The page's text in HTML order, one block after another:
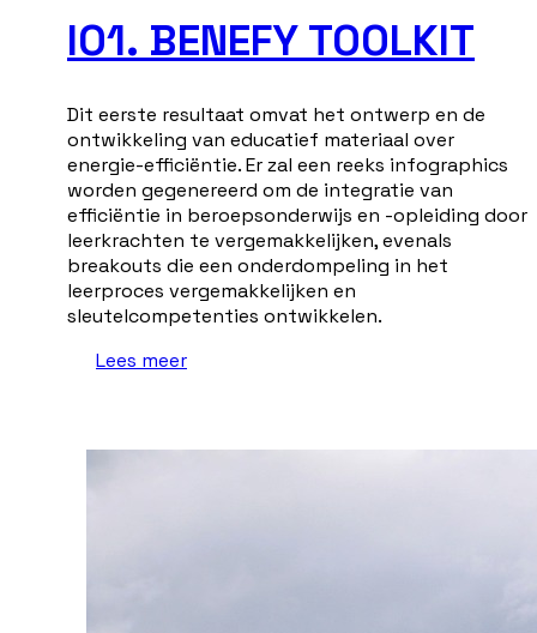
IO1. BENEFY TOOLKIT
Dit eerste resultaat omvat het ontwerp en de
ontwikkeling van educatief materiaal over
energie-efficiëntie. Er zal een reeks infographics
worden gegenereerd om de integratie van
efficiëntie in beroepsonderwijs en -opleiding door
leerkrachten te vergemakkelijken, evenals
breakouts die een onderdompeling in het
leerproces vergemakkelijken en
sleutelcompetenties ontwikkelen.
Lees meer